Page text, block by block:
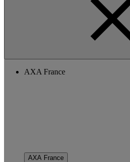
AXA France
AXA France